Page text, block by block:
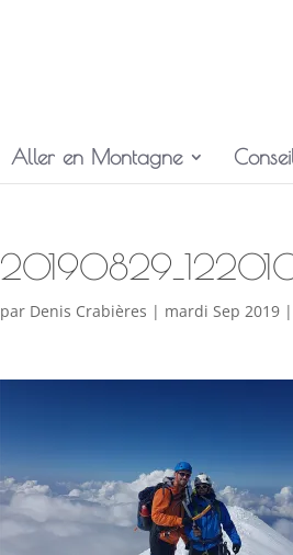
Aller en Montagne
par Denis Crabières | mardi Sep 2019